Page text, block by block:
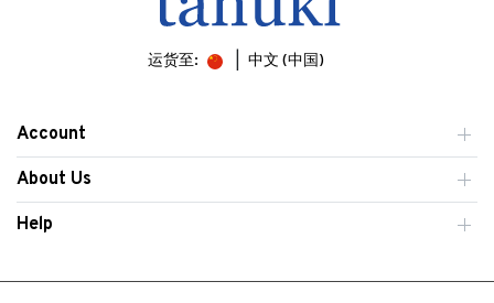
运货至: 中文 (中国)
Account
About Us
Help